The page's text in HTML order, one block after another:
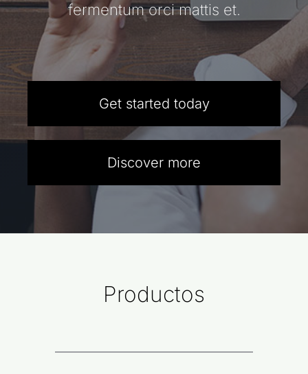
fermentum orci mattis et.
Get started today
Discover more
Productos